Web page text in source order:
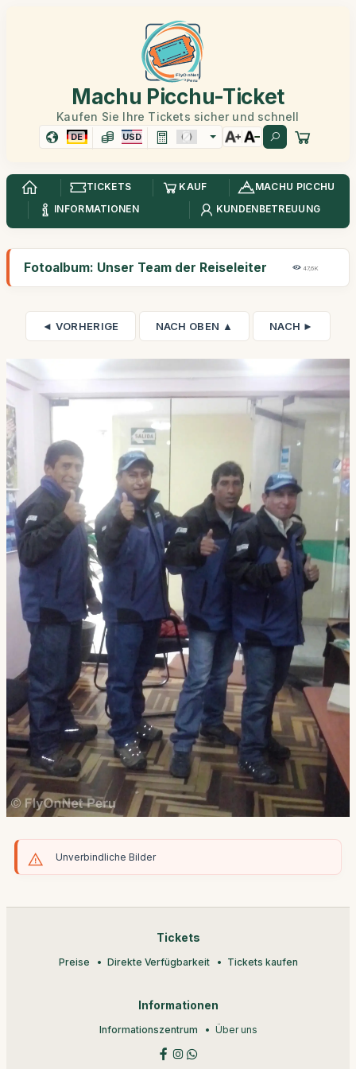
Machu Picchu-Ticket
Kaufen Sie Ihre Tickets sicher und schnell
DE USD
TICKETS KAUF
MACHU PICCHU
INFORMATIONEN
KUNDENBETREUUNG
Fotoalbum: Unser Team der Reiseleiter 47,6K
◄ VORHERIGE NACH OBEN ▲ NACH ►
Unverbindliche Bilder
Tickets
Preise Direkte Verfügbarkeit Tickets kaufen
Informationen
Informationszentrum Über uns